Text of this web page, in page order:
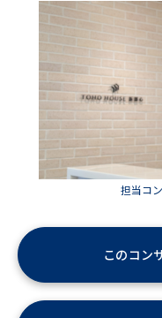
担当コ
このコン